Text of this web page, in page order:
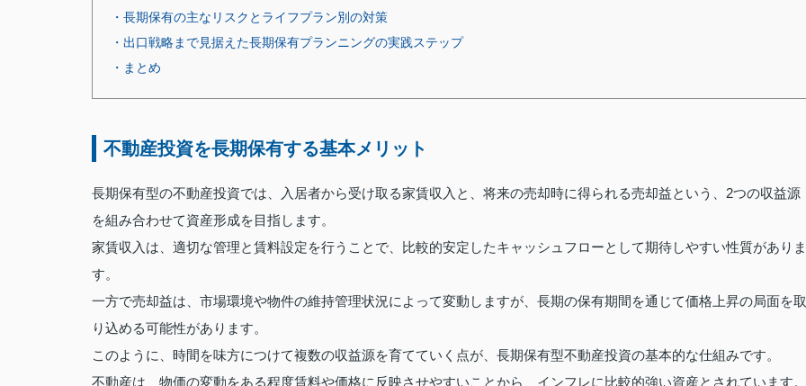
・長期保有の主なリスクとライフプラン別の対策
・出口戦略まで見据えた長期保有プランニングの実践ステップ
・まとめ
不動産投資を長期保有する基本メリット
長期保有型の不動産投資では、入居者から受け取る家賃収入と、将来の売却時に得られる売却益という、2つの収益源
を組み合わせて資産形成を目指します。
家賃収入は、適切な管理と賃料設定を行うことで、比較的安定したキャッシュフローとして期待しやすい性質がありま
す。
一方で売却益は、市場環境や物件の維持管理状況によって変動しますが、長期の保有期間を通じて価格上昇の局面を取
り込める可能性があります。
このように、時間を味方につけて複数の収益源を育てていく点が、長期保有型不動産投資の基本的な仕組みです。
不動産は、物価の変動をある程度賃料や価格に反映させやすいことから、インフレに比較的強い資産とされています。